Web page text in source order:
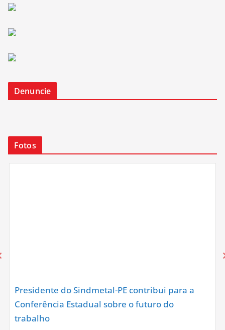
Denuncie
Fotos
Presidente do Sindmetal-PE contribui para a
Conferência Estadual sobre o futuro do
trabalho